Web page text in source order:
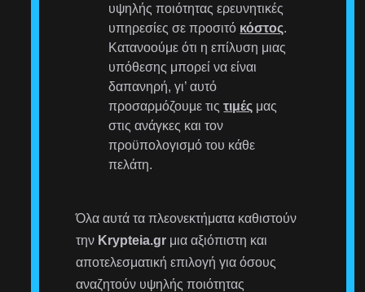
υψηλής ποιότητας ερευνητικές
υπηρεσίες σε προσιτό κόστος.
Κατανοούμε ότι η επίλυση μιας
υπόθεσης μπορεί να είναι
δαπανηρή, γι’ αυτό
προσαρμόζουμε τιςτιμές μας
στις ανάγκες και τον
προϋπολογισμό του κάθε
πελάτη.
Όλα αυτά τα πλεονεκτήματα καθιστούν
την Krypteia.gr μια αξιόπιστη και
αποτελεσματική επιλογή για όσους
αναζητούν υψηλής ποιότητας